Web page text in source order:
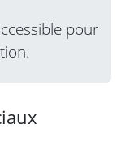
pour